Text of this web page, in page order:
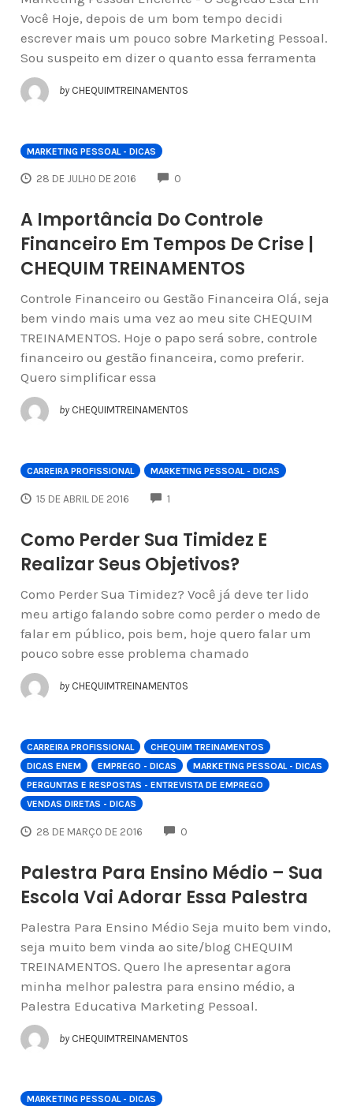
Você Hoje, depois de um bom tempo decidi
escrever mais um pouco sobre Marketing Pessoal.
Sou suspeito em dizer o quanto essa ferramenta
by CHEQUIMTREINAMENTOS
MARKETING PESSOAL - DICAS
28 DE JULHO DE 2016 0
A Importância Do Controle
Financeiro Em Tempos De Crise |
CHEQUIM TREINAMENTOS
Controle Financeiro ou Gestão Financeira Olá, seja
bem vindo mais uma vez ao meu site CHEQUIM
TREINAMENTOS. Hoje o papo será sobre, controle
financeiro ou gestão financeira, como preferir.
Quero simplificar essa
by CHEQUIMTREINAMENTOS
CARREIRA PROFISSIONAL MARKETING PESSOAL - DICAS
15 DE ABRIL DE 2016 1
Como Perder Sua Timidez E
Realizar Seus Objetivos?
Como Perder Sua Timidez? Você já deve ter lido
meu artigo falando sobre como perder o medo de
falar em público, pois bem, hoje quero falar um
pouco sobre esse problema chamado
by CHEQUIMTREINAMENTOS
CARREIRA PROFISSIONAL
CHEQUIM TREINAMENTOS
DICAS ENEM
EMPREGO - DICAS
MARKETING PESSOAL - DICAS
PERGUNTAS E RESPOSTAS - ENTREVISTA DE EMPREGO
VENDAS DIRETAS - DICAS
28 DE MARÇO DE 2016 0
Palestra Para Ensino Médio – Sua
Escola Vai Adorar Essa Palestra
Palestra Para Ensino Médio Seja muito bem vindo,
seja muito bem vinda ao site/blog CHEQUIM
TREINAMENTOS. Quero lhe apresentar agora
minha melhor palestra para ensino médio, a
Palestra Educativa Marketing Pessoal.
by CHEQUIMTREINAMENTOS
MARKETING PESSOAL - DICAS